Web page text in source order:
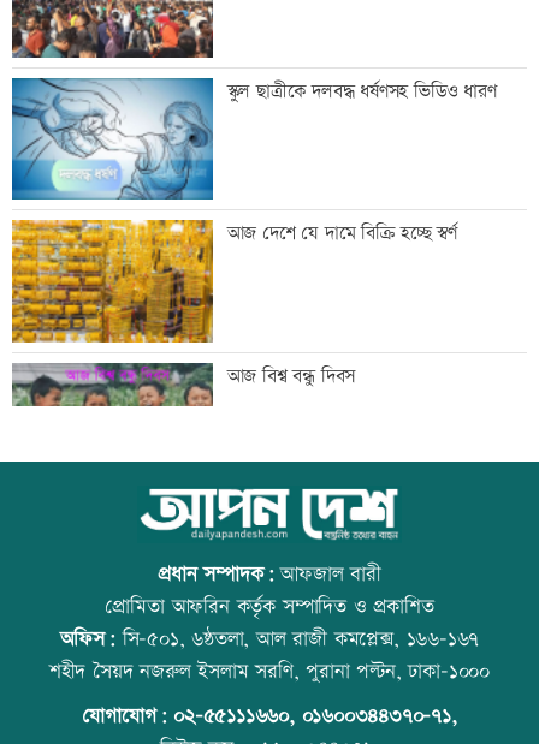
হাসিনার নির্দেশে সালাহউদ্দিন আহমদকে গুম
করা হয়: তদন্ত
তরুণদের নেতৃত্বেই প্রযুক্তিনির্ভর উন্নয়ন হবে:
তথ্যপ্রযুক্তিমন্ত্রী
লক্ষ্মীপুর জেলা প্রশাসনের ১৪ কর্মকর্তা-
কর্মচারীর বিদায়ী সংবর্ধনা
সব শর্ত মেনে নিলে হরমুজ খুলবো: ইরান
মেসির বাবা মারা গেছেন
স্কুল ছাত্রীকে দলবদ্ধ ধর্ষণসহ ভিডিও ধারণ
আজ দেশে যে দামে বিক্রি হচ্ছে স্বর্ণ
আজ বিশ্ব বন্ধু দিবস
কোরআন-হাদিসে নামাজ না পড়ার শাস্তি
উত্থান-পতনের বাজারে আজ স্বর্ণের ভরি কত
প্রধান সম্পাদক:আফজাল বারী
প্রোমিতা আফরিন কর্তৃক সম্পাদিত ও প্রকাশিত
অফিস:সি-৫০১, ৬ষ্ঠতলা, আল রাজী কমপ্লেক্স, ১৬৬-১৬৭
শহীদ সৈয়দ নজরুল ইসলাম সরণি, পুরানা পল্টন, ঢাকা-১০০০
যোগাযোগ: ০২-৫৫১১১৬৬০, ০১৬০০৩৪৪৩৭০-৭১,